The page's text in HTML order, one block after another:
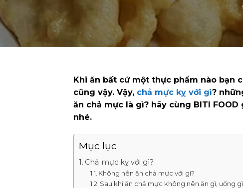
Khi ăn bất cứ một thực phẩm nào bạn
cũng vậy. Vậy, chả mực kỵ với gì?
ăn chả mực là gì? hãy cùng BITI
nhé.
Mục lục
Chả mực kỵ với gì?
Không nên ăn chả mực với gì?
Sau khi ăn chả mực không nên ăn gì, uống